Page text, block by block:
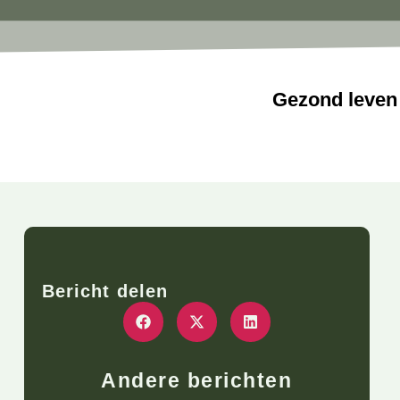
Gezond leven
Bericht delen
Andere berichten